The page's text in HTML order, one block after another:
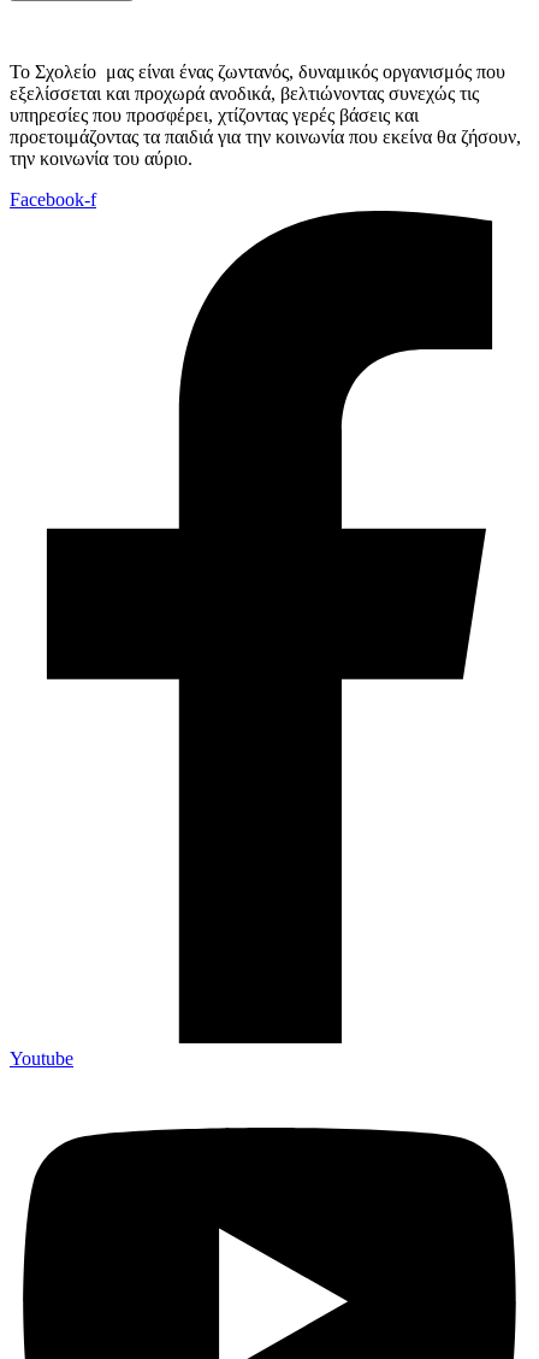
Το Σχολείο μας είναι ένας ζωντανός, δυναμικός οργανισμός που
εξελίσσεται και προχωρά ανοδικά, βελτιώνοντας συνεχώς τις
υπηρεσίες που προσφέρει, χτίζοντας γερές βάσεις και
προετοιμάζοντας τα παιδιά για την κοινωνία που εκείνα θα ζήσουν,
την κοινωνία του αύριο.
Facebook-f
Youtube